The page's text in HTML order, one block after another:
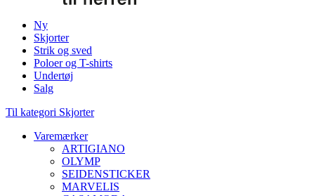
Ny
Skjorter
Strik og sved
Poloer og T-shirts
Undertøj
Salg
Til kategori Skjorter
Varemærker
ARTIGIANO
OLYMP
SEIDENSTICKER
MARVELIS